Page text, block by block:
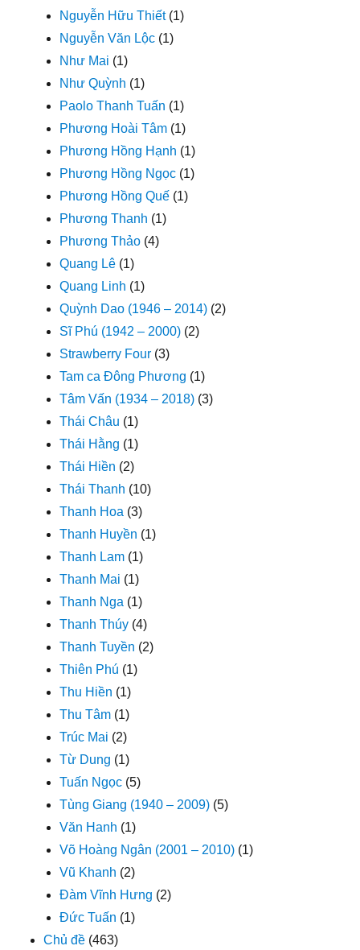
Nguyễn Hữu Thiết(1)
Nguyễn Văn Lộc (1)
Như Mai (1)
Như Quỳnh (1)
Paolo Thanh Tuấn (1)
Phương Hoài Tâm (1)
Phương Hồng Hạnh (1)
Phương Hồng Ngọc (1)
Phương Hồng Quế (1)
Phương Thanh (1)
Phương Thảo (4)
Quang Lê (1)
Quang Linh (1)
Quỳnh Dao (1946 – 2014) (2)
Sĩ Phú (1942 – 2000) (2)
Strawberry Four (3)
Tam ca Đông Phương (1)
Tâm Vấn (1934 – 2018) (3)
Thái Châu (1)
Thái Hằng (1)
Thái Hiền (2)
Thái Thanh (10)
Thanh Hoa (3)
Thanh Huyền (1)
Thanh Lam (1)
Thanh Mai (1)
Thanh Nga (1)
Thanh Thúy (4)
Thanh Tuyền (2)
Thiên Phú (1)
Thu Hiền (1)
Thu Tâm (1)
Trúc Mai (2)
Từ Dung (1)
Tuấn Ngọc (5)
Tùng Giang (1940 – 2009) (5)
Văn Hanh (1)
Võ Hoàng Ngân (2001 – 2010) (1)
Vũ Khanh (2)
Đàm Vĩnh Hưng (2)
Đức Tuấn (1)
Chủ đề (463)